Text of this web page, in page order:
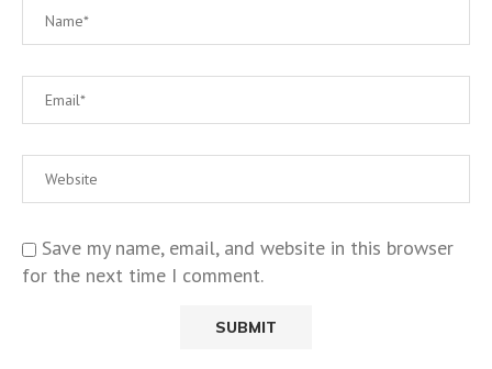
Save my name, email, and website in this browser
for the next time I comment.